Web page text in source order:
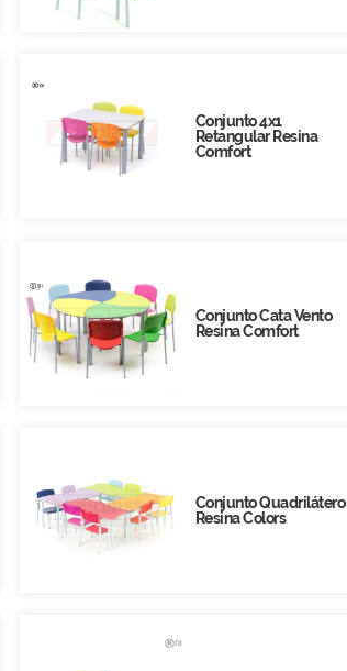
Conjunto 4x1
Retangular Resina
Comfort
Conjunto Cata Vento
Resina Comfort
Conjunto Quadrilátero
Resina Colors